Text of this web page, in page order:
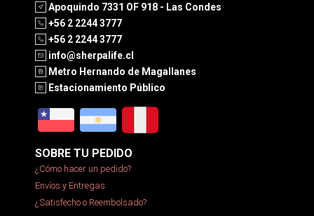
Apoquindo 7331 OF 918 - Las Condes
+56 2 2244 3777
+56 2 2244 3777
info@sherpalife.cl
Metro Hernando de Magallanes
Estacionamiento Público
SOBRE TU PEDIDO
¿Cómo hacer un pedido?
Envíos y Entregas
¿Satisfecho o Reembolsado?